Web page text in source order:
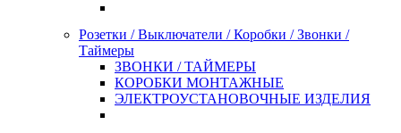
Розетки / Выключатели / Коробки / Звонки /
Таймеры
ЗВОНКИ / ТАЙМЕРЫ
КОРОБКИ МОНТАЖНЫЕ
ЭЛЕКТРОУСТАНОВОЧНЫЕ ИЗДЕЛИЯ